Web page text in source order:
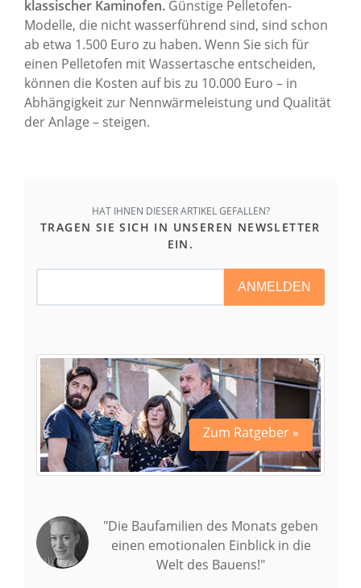
klassischer Kaminofen. Günstige Pelletofen-
Modelle, die nicht wasserführend sind, sind schon
ab etwa 1.500 Euro zu haben. Wenn Sie sich für
einen Pelletofen mit Wassertasche entscheiden,
können die Kosten auf bis zu 10.000 Euro – in
Abhängigkeit zur Nennwärmeleistung und Qualität
der Anlage – steigen.
HAT IHNEN DIESER ARTIKEL GEFALLEN?
TRAGEN SIE SICH IN UNSEREN NEWSLETTER
EIN.
ANMELDEN
Zum Ratgeber »
"Die Baufamilien des Monats geben
einen emotionalen Einblick in die
Welt des Bauens!"